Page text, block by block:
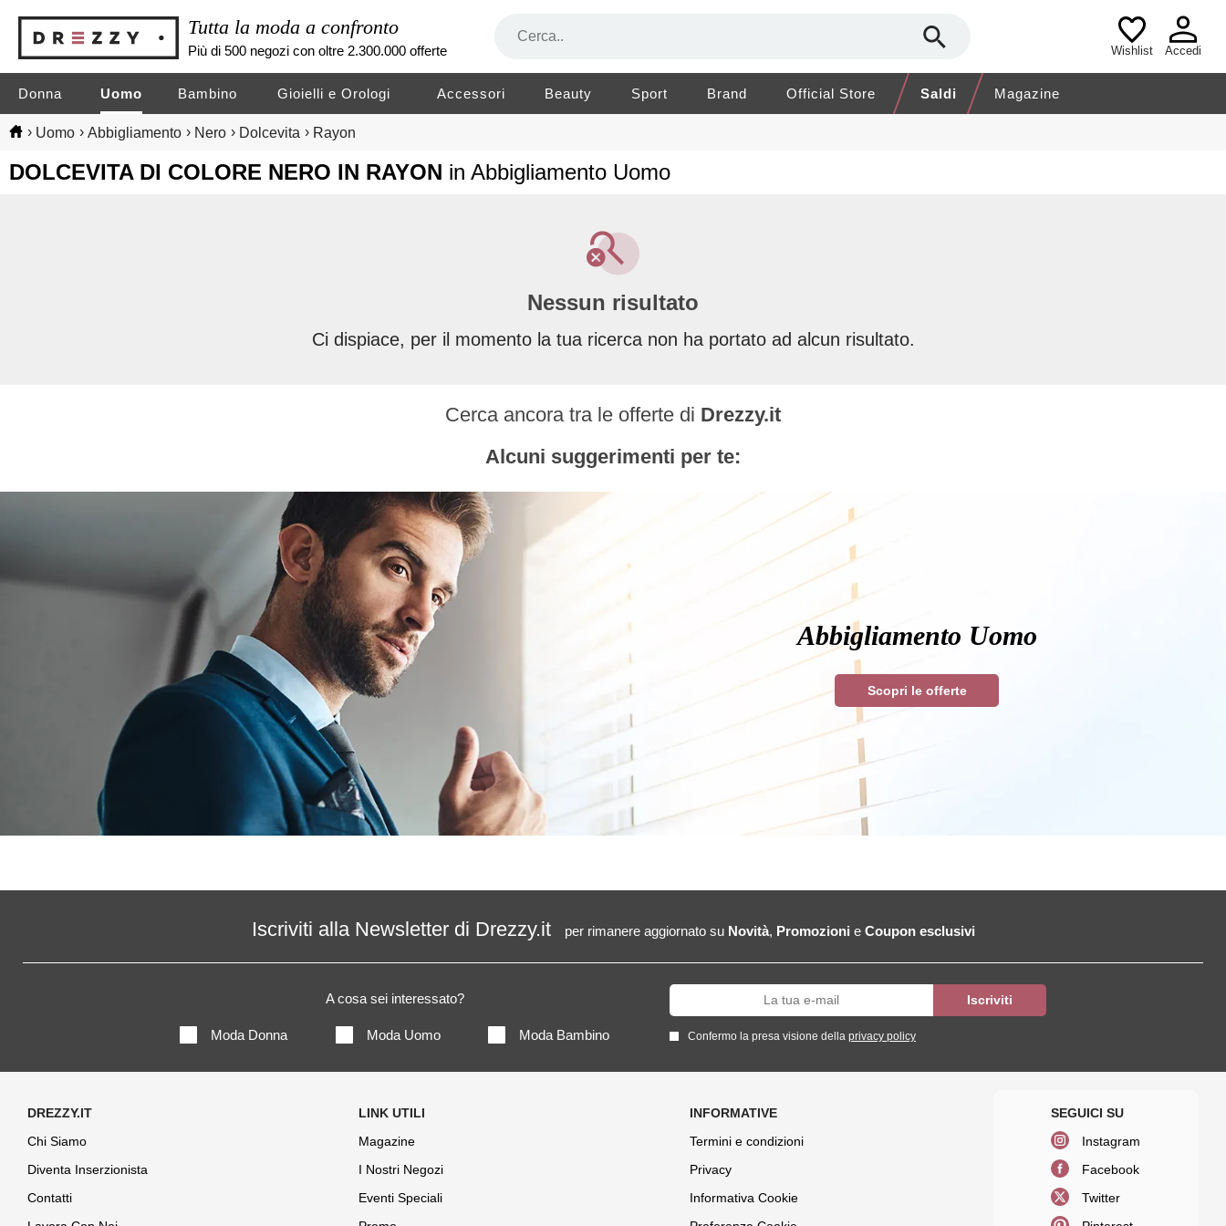
Tutta la moda a confronto
Più di 500 negozi con oltre 2.300.000 offerte Wishlist Accedi
Donna Uomo Bambino Gioielli e Orologi Accessori Beauty Sport Brand Official Store Saldi Magazine
› Uomo › Abbigliamento › Nero › Dolcevita › Rayon
DOLCEVITA DI COLORE NERO IN RAYON in Abbigliamento Uomo
Nessun risultato
Ci dispiace, per il momento la tua ricerca non ha portato ad alcun risultato.
Cerca ancora tra le offerte di Drezzy.it
Alcuni suggerimenti per te:
Abbigliamento Uomo
Scopri le offerte
Iscriviti alla Newsletter di Drezzy.it per rimanere aggiornato su Novità, Promozioni e Coupon esclusivi
A cosa sei interessato?
Moda Donna Moda Uomo Moda Bambino Confermo la presa visione della privacy policy
Chi Siamo
Diventa Inserzionista
Contatti
Magazine
I Nostri Negozi
Eventi Speciali
Termini e condizioni
Privacy
Informativa Cookie
Instagram
Facebook
Twitter